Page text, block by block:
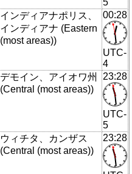
5
インディアナポリス、
インディアナ (Eastern
(most areas))
00:28
UTC-
4
デモイン、アイオワ州
(Central (most areas))
23:28
UTC-
5
ウィチタ、カンザス
(Central (most areas))
23:28